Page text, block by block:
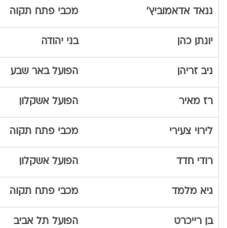
ננאד אדאמוביץ' מכבי פתח תקוה
יונתן כהן בני יהודה
ניב זריהן הפועל באר שבע
רז מאיר הפועל אשקלון
לירוי צעירי מכבי פתח תקוה
רודי חדד הפועל אשקלון
גיא מלמד מכבי פתח תקוה
בן רייכרט הפועל תל אביב